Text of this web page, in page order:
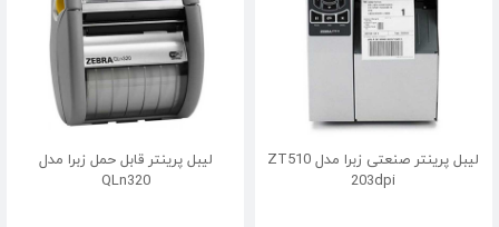
لیبل پرینتر صنعتی زبرا مدل ZT510
203dpi
لیبل پرینتر قابل حمل زبرا مدل
QLn320